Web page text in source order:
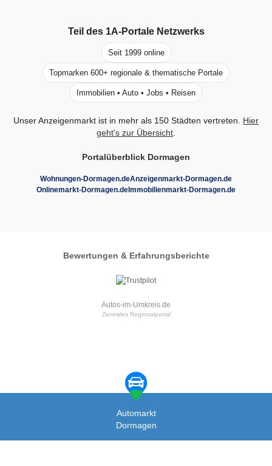
Teil des 1A-PortaleNetzwerks
Seit 1999 online
Topmarken 600+ regionale & thematische Portale
Immobilien • Auto • Jobs • Reisen
Unser Anzeigenmarkt ist in mehr als 150 Städten vertreten. Hier
geht's zur Übersicht.
Portalüberblick Dormagen
Wohnungen-Dormagen.deAnzeigenmarkt-Dormagen.de
Onlinemarkt-Dormagen.de Immobilienmarkt-Dormagen.de
Bewertungen & Erfahrungsberichte
Autos-im-Umkreis.de
Zentrales Regionalportal
Automarkt
Dormagen